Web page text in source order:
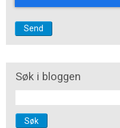
Søk i bloggen
Søk